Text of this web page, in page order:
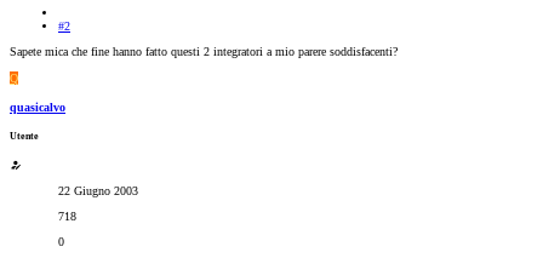
#2
Sapete mica che fine hanno fatto questi 2 integratori a mio parere soddisfacenti?
Q
quasicalvo
Utente
22 Giugno 2003
718
0